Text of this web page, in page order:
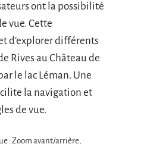
ont la possibilité
vue. Cette
d’explorer différents
Rives au Château de
le lac Léman. Une
la navigation et
de vue.
: Zoom avant/arrière,